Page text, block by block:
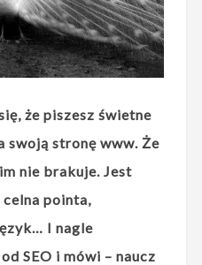
że piszesz świetne
swoją stronę www. Że
nie brakuje. Jest
pointa,
I nagle
SEO i mówi – naucz